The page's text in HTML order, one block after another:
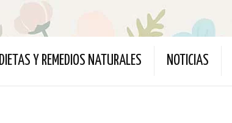
DIETAS Y REMEDIOS NATURALES NOTICIAS